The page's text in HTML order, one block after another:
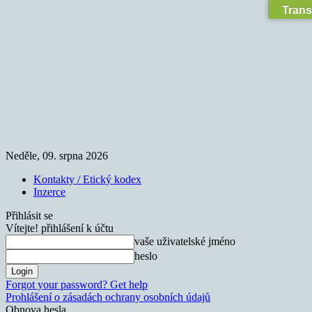
Neděle, 09. srpna 2026
Kontakty / Etický kodex
Inzerce
Přihlásit se
Vítejte! přihlášení k účtu
vaše uživatelské jméno
heslo
Forgot your password? Get help
Prohlášení o zásadách ochrany osobních údajů
Obnova hesla